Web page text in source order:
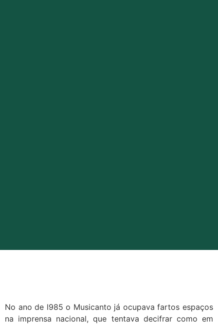
No ano de l985 o Musicanto já ocupava fartos espaços
na imprensa nacional, que tentava decifrar como em